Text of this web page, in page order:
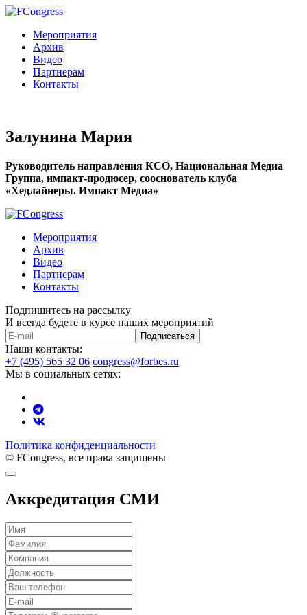
Мероприятия
Архив
Видео
Партнерам
Контакты
Залунина Мария
Руководитель направления КСО, Национальная Медиа
Группа, импакт-продюсер, сооснователь клуба
«Хедлайнеры. Импакт Медиа»
Мероприятия
Архив
Видео
Партнерам
Контакты
Подпишитесь на рассылку
И всегда будете в курсе наших мероприятий
Подписаться
Наши контакты:
+7 (495) 565 32 06 congress@forbes.ru
Мы в социальных сетях:
Политика конфиденциальности
© FCongress, все права защищены
Аккредитация СМИ